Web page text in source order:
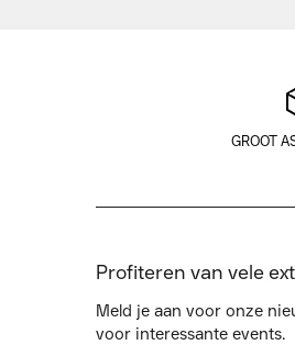
GROOT
Profiteren van vele
Meld je aan voor onze
voor interessante events.